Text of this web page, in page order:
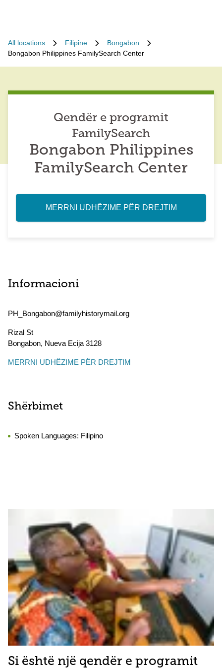
All locations Filipine
Bongabon
Bongabon Philippines FamilySearch Center
Qendër e programit
FamilySearch
Bongabon Philippines
FamilySearch Center
MERRNI UDHËZIME PËR DREJTIM
Informacioni
PH_Bongabon@familyhistorymail.org
Rizal St
Bongabon, Nueva Ecija 3128
MERRNI UDHËZIME PËR DREJTIM
Shërbimet
Spoken Languages: Filipino
Si është një qendër e programit